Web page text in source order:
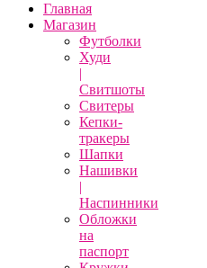
Главная
Магазин
Футболки
Худи
|
Свитшоты
Свитеры
Кепки-
тракеры
Шапки
Нашивки
|
Наспинники
Обложки
на
паспорт